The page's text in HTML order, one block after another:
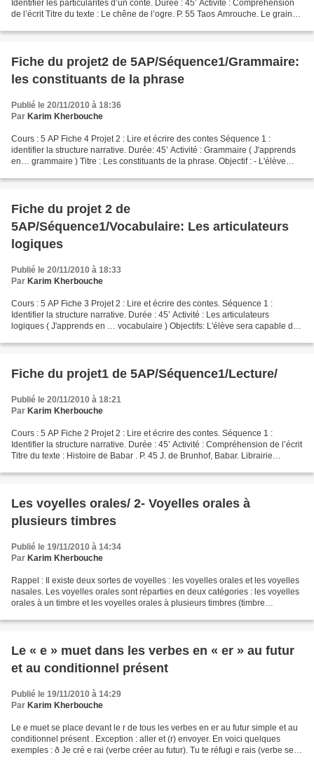
Identifier les particularités d’un conte. Durée : 45’ Activité : Compréhension
de l’écrit Titre du texte : Le chêne de l’ogre. P. 55 Taos Amrouche. Le grain
Fiche du projet2 de 5AP/Séquence1/Grammaire:
les constituants de la phrase
Publié le 20/11/2010 à 18:36
Par Karim Kherbouche
Cours : 5 AP Fiche 4 Projet 2 : Lire et écrire des contes Séquence 1 :
identifier la structure narrative. Durée: 45’ Activité : Grammaire ( J'apprends
en… grammaire ) Titre : Les constituants de la phrase. Objectif : - L'élève
Fiche du projet 2 de
5AP/Séquence1/Vocabulaire: Les articulateurs
logiques
Publié le 20/11/2010 à 18:33
Par Karim Kherbouche
Cours : 5 AP Fiche 3 Projet 2 : Lire et écrire des contes. Séquence 1 :
Identifier la structure narrative. Durée : 45’ Activité : Les articulateurs
logiques ( J'apprends en … vocabulaire ) Objectifs: L'élève sera capable de
Fiche du projet1 de 5AP/Séquence1/Lecture/
Publié le 20/11/2010 à 18:21
Par Karim Kherbouche
Cours : 5 AP Fiche 2 Projet 2 : Lire et écrire des contes. Séquence 1 :
Identifier la structure narrative. Durée : 45’ Activité : Compréhension de l’écrit
Titre du texte : Histoire de Babar . P. 45 J. de Brunhof, Babar. Librairie
Les voyelles orales/ 2- Voyelles orales à
plusieurs timbres
Publié le 19/11/2010 à 14:34
Par Karim Kherbouche
Rappel : Il existe deux sortes de voyelles : les voyelles orales et les voyelles
nasales. Les voyelles orales sont réparties en deux catégories : les voyelles
orales à un timbre et les voyelles orales à plusieurs timbres (timbre
Le « e » muet dans les verbes en « er » au futur
et au conditionnel présent
Publié le 19/11/2010 à 14:29
Par Karim Kherbouche
Le e muet se place devant le r de tous les verbes en er au futur simple et au
conditionnel présent . Exception : aller et (r) envoyer. En voici quelques
exemples : ð Je cré e rai (verbe créer au futur). Tu te réfugi e rais (verbe se